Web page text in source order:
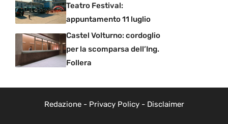
Teatro Festival:
appuntamento 11 luglio
Castel Volturno: cordoglio
per la scomparsa dell’Ing.
Follera
Redazione- Privacy Policy- Disclaimer